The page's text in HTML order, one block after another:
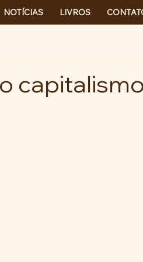
NOTÍCIAS LIVROS
capitalismo